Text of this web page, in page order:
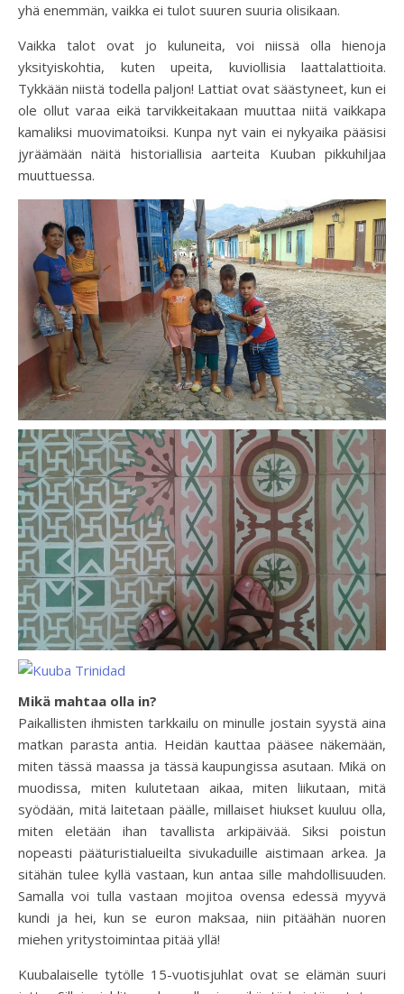
yhä enemmän, vaikka ei tulot suuren suuria olisikaan.
Vaikka talot ovat jo kuluneita, voi niissä olla hienoja
yksityiskohtia, kuten upeita, kuviollisia laattalattioita.
Tykkään niistä todella paljon! Lattiat ovat säästyneet, kun ei
ole ollut varaa eikä tarvikkeitakaan muuttaa niitä vaikkapa
kamaliksi muovimatoiksi. Kunpa nyt vain ei nykyaika pääsisi
jyräämään näitä historiallisia aarteita Kuuban pikkuhiljaa
muuttuessa.
Mikä mahtaa olla in?
Paikallisten ihmisten tarkkailu on minulle jostain syystä aina
matkan parasta antia. Heidän kauttaa pääsee näkemään,
miten tässä maassa ja tässä kaupungissa asutaan. Mikä on
muodissa, miten kulutetaan aikaa, miten liikutaan, mitä
syödään, mitä laitetaan päälle, millaiset hiukset kuuluu olla,
miten eletään ihan tavallista arkipäivää. Siksi poistun
nopeasti pääturistialueilta sivukaduille aistimaan arkea. Ja
sitähän tulee kyllä vastaan, kun antaa sille mahdollisuuden.
Samalla voi tulla vastaan mojitoa ovensa edessä myyvä
kundi ja hei, kun se euron maksaa, niin pitäähän nuoren
miehen yritystoimintaa pitää yllä!
Kuubalaiselle tytölle 15-vuotisjuhlat ovat se elämän suuri